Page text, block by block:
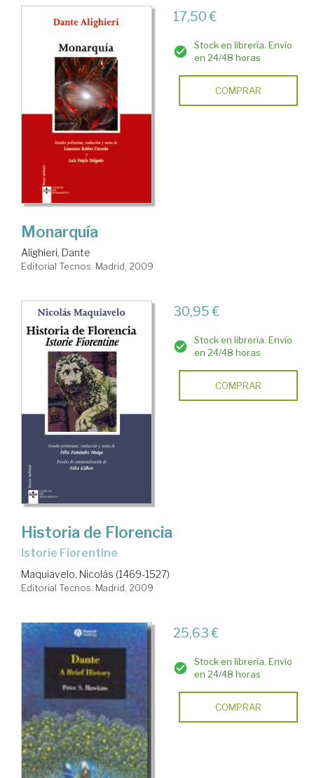
17,50 €
Stock en librería. Envío
en 24/48 horas
COMPRAR
Monarquía
Alighieri, Dante
Editorial Tecnos. Madrid, 2009
30,95 €
Stock en librería. Envío
en 24/48 horas
COMPRAR
Historia de Florencia
Istorie Fiorentine
Maquiavelo, Nicolás (1469-1527)
Editorial Tecnos. Madrid, 2009
25,63 €
Stock en librería. Envío
en 24/48 horas
COMPRAR